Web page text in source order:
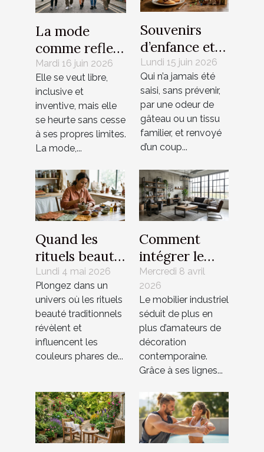
La mode
comme reflet
de nos
contradictions
culturelles
Mardi 16 juin 2026
Elle se veut libre,
inclusive et
inventive, mais elle
se heurte sans cesse
à ses propres limites.
La mode,...
Souvenirs
d’enfance et
madeleines de
Proust
revisités
Lundi 15 juin 2026
Qui n’a jamais été
saisi, sans prévenir,
par une odeur de
gâteau ou un tissu
familier, et renvoyé
d’un coup...
Quand les
rituels beauté
traditionnels
dictent les
couleurs de la
saison
Lundi 4 mai 2026
Plongez dans un
univers où les rituels
beauté traditionnels
révèlent et
influencent les
couleurs phares de...
Comment
intégrer le
mobilier
industriel
dans un
intérieur
moderne ?
Mercredi 8 avril
2026
Le mobilier industriel
séduit de plus en
plus d’amateurs de
décoration
contemporaine.
Grâce à ses lignes...